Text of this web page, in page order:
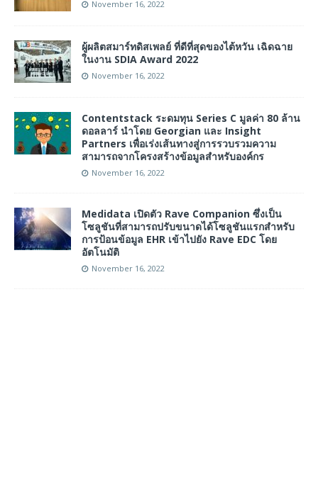
November 16, 2022
ผู้ผลิตสมาร์ทดิสเพลย์ ที่ดีที่สุดของไต้หวัน เฉิดฉาย
ในงาน SDIA Award 2022
November 16, 2022
Contentstack ระดมทุน Series C มูลค่า 80 ล้าน
ดอลลาร์ นำโดย Georgian และ Insight
Partners เพื่อเร่งเส้นทางสู่การรวบรวมความ
สามารถจากโครงสร้างข้อมูลสำหรับองค์กร
November 16, 2022
Medidata เปิดตัว Rave Companion ซึ่งเป็น
โซลูชันที่สามารถปรับขนาดได้โซลูชันแรกสำหรับ
การป้อนข้อมูล EHR เข้าไปยัง Rave EDC โดย
อัตโนมัติ
November 16, 2022